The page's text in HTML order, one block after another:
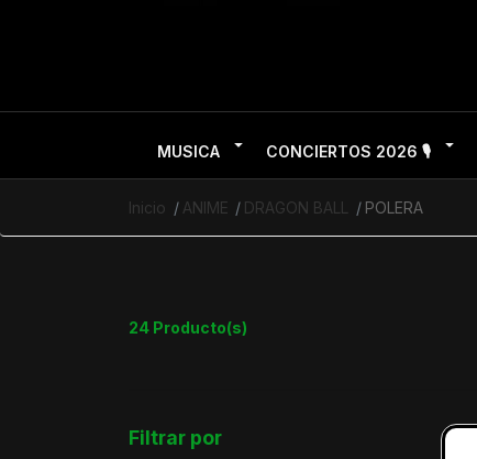
MUSICA CONCIERTOS 2026 🎙️
Inicio ANIME DRAGON BALL POLERA
24 Producto(s)
Filtrar por